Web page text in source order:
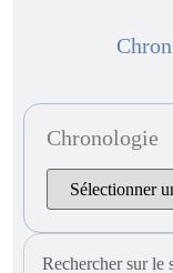
Chronologie